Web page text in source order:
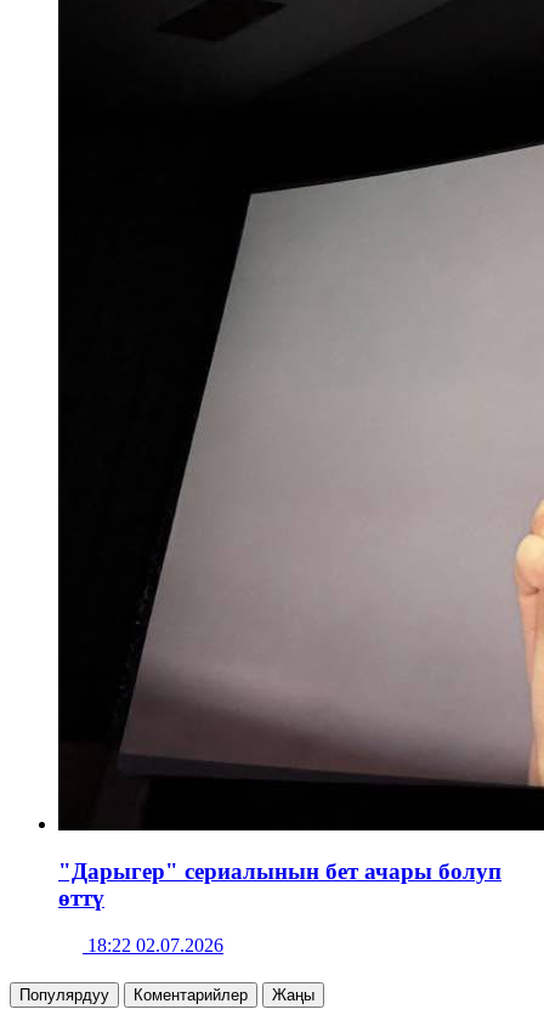
"Дарыгер" сериалынын бет ачары болуп
өттү
18:22 02.07.2026
Популярдуу Коментарийлер Жаңы